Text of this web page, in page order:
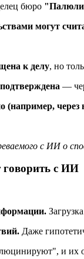
бюро
могут
к делу, но
—
через
с ИИ о
говорить с ИИ
Даже
и их